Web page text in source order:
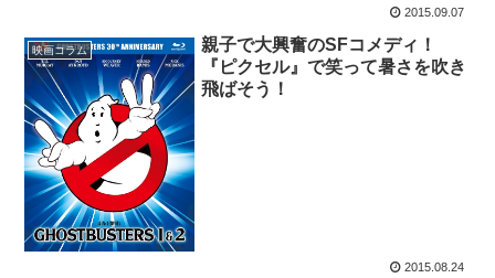
2015.09.07
映画コラム
親子で大興奮のSFコメディ！
『ピクセル』で笑って暑さを吹き
飛ばそう！
2015.08.24